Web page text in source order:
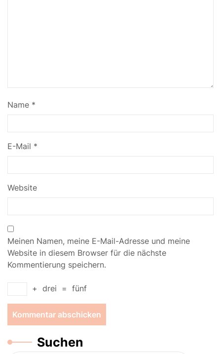
Name *
E-Mail *
Website
Meinen Namen, meine E-Mail-Adresse und meine
Website in diesem Browser für die nächste
Kommentierung speichern.
+ drei = fünf
Suchen